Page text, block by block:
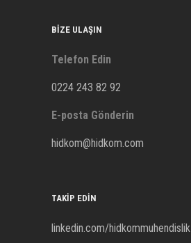
BIZE ULAŞIN
Telefon Edin
0224 243 82 92
E-posta Gönderin
hidkom@hidkom.com
TAKIP EDIN
linkedin.com/hidkommuhendislik